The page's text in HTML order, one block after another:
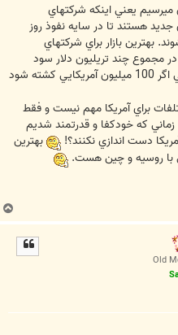
يعني اينکه شرکتهاي
هستند تا در سايه نفوذ روز
بهترين بازار براي شرکتهاي
مجموع چند تريليون دلار سود
نصيب آنها خواهد کرد! در اين راه هم حتي اگر 100 ميليون آمريکايي کشته شود
براي آمريکا مهم نيست و فقط
که خودکفا و قدرتمند شديم
دست اندازي نکنند؟!
بهترين
ب
ا
Old